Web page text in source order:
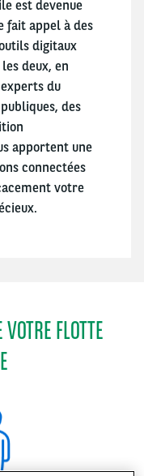
est devenue
fait appel à des
digitaux
deux, en
du
des
apportent une
connectées
votre
FLOTTE